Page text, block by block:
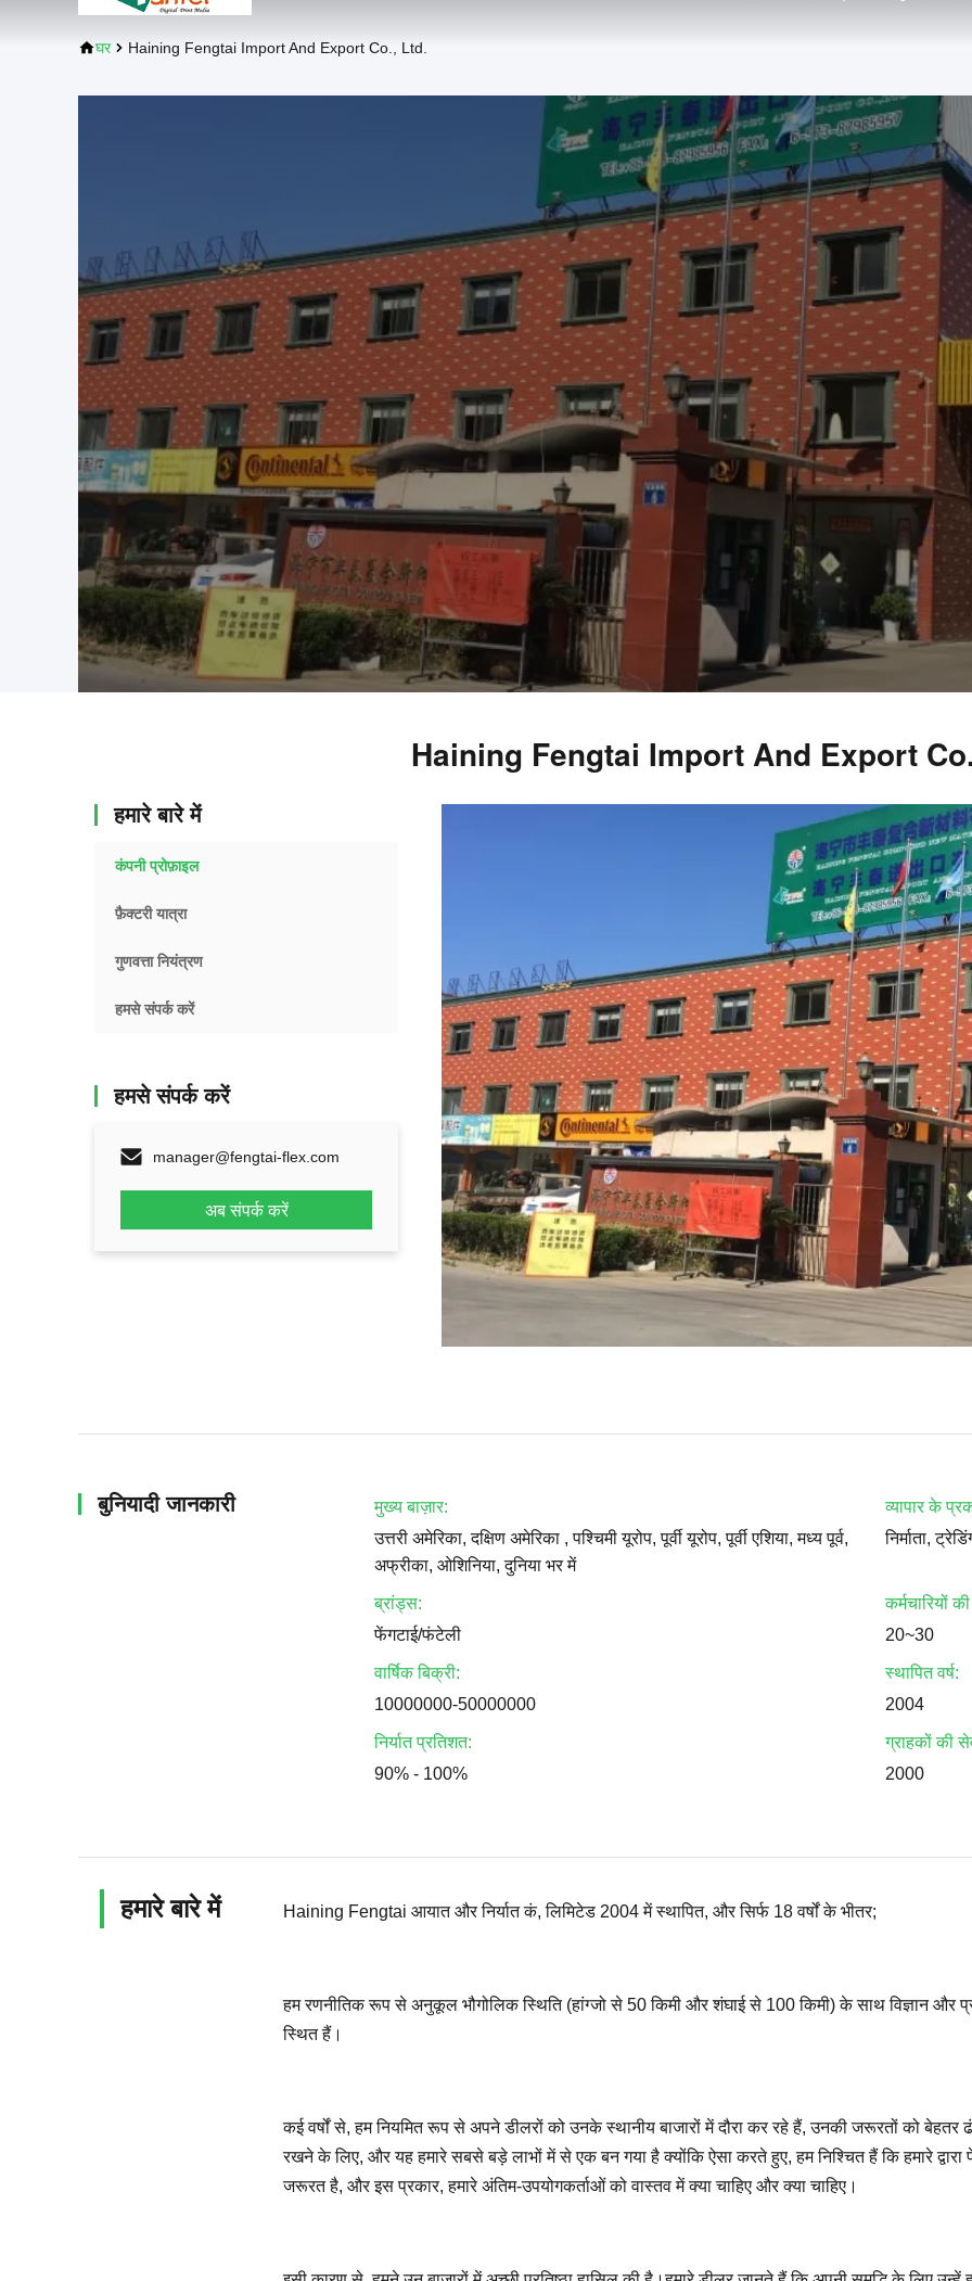
घर Haining Fengtai Import And Export Co., Ltd.
Haining Fengtai Import And Export
हमारे बारे में
कंपनी प्रोफ़ाइल
फ़ैक्टरी यात्रा
गुणवत्ता नियंत्रण
हमसे संपर्क करें
हमसे संपर्क करें
manager@fengtai-flex.com
अब संपर्क करें
बुनियादी जानकारी
मुख्य बाज़ार:
उत्तरी अमेरिका, दक्षिण अमेरिका , पश्चिमी यूरोप, पूर्वी यूरोप, पूर्वी एशिया, मध्य पूर्व,
अफ्रीका, ओशिनिया, दुनिया भर में
व्यापार के
निर्माता,
ब्रांड्स:
फेंगटाई/फंटेली
कर्मचारियों
20~30
वार्षिक बिक्री:
10000000-50000000
स्थापित वर्ष:
2004
निर्यात प्रतिशत:
90% - 100%
ग्राहकों की
2000
हमारे बारे में Haining Fengtai आयात और निर्यात कं, लिमिटेड 2004 में स्थापित, और सिर्फ 18 वर्षों के भीतर;
हम रणनीतिक रूप से अनुकूल भौगोलिक स्थिति (हांग्जो से 50 किमी और शंघाई से 100 किमी) के साथ विज्ञान और
स्थित हैं।
कई वर्षों से, हम नियमित रूप से अपने डीलरों को उनके स्थानीय बाजारों में दौरा कर रहे हैं, उनकी जरूरतों को
रखने के लिए, और यह हमारे सबसे बड़े लाभों में से एक बन गया है क्योंकि ऐसा करते हुए, हम निश्चित हैं कि हमारे
जरूरत है, और इस प्रकार, हमारे अंतिम-उपयोगकर्ताओं को वास्तव में क्या चाहिए और क्या चाहिए।